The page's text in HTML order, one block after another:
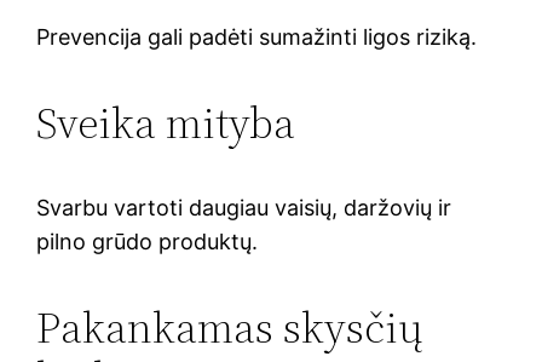
Prevencija gali padėti sumažinti ligos riziką.
Sveika mityba
Svarbu vartoti daugiau vaisių, daržovių ir
pilno grūdo produktų.
Pakankamas skysčių